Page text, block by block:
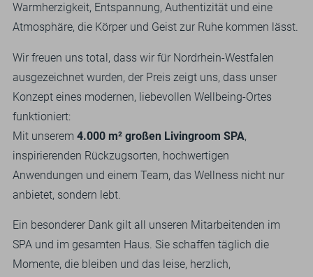
Warmherzigkeit, Entspannung, Authentizität und eine
Atmosphäre, die Körper und Geist zur Ruhe kommen lässt.
Wir freuen uns total, dass wir für Nordrhein-Westfalen
ausgezeichnet wurden, der Preis zeigt uns, dass unser
Konzept eines modernen, liebevollen Wellbeing-Ortes
funktioniert:
Mit unserem4.000 m² großen Livingroom SPA,
inspirierenden Rückzugsorten, hochwertigen
Anwendungen und einem Team, das Wellness nicht nur
anbietet, sondern lebt.
Ein besonderer Dank gilt all unseren Mitarbeitenden im
SPA und im gesamten Haus. Sie schaffen täglich die
Momente, die bleiben und das leise, herzlich,